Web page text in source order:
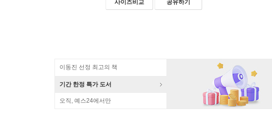
사이즈비교 공유하기
이동진 선정 최고의 책
기간 한정 특가 도서
오직, 예스24에서만